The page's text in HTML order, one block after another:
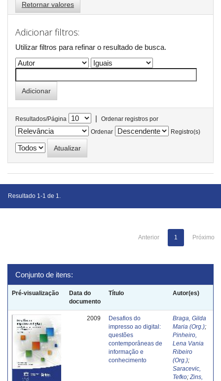
Retornar valores
Adicionar filtros:
Utilizar filtros para refinar o resultado de busca.
Resultados/Página |
Ordenar registros por
Ordenar
Registro(s)
Resultado 1-1 de 1.
Anterior 1 Próximo
Conjunto de itens:
Pré-visualização
Data do
documento
Título Autor(es)
2009
Desafios do
impresso ao digital:
questões
contemporâneas de
informação e
conhecimento
Braga, Gilda
Maria (Org.);
Pinheiro,
Lena Vania
Ribeiro
(Org.);
Saracevic,
Tefko; Zins,